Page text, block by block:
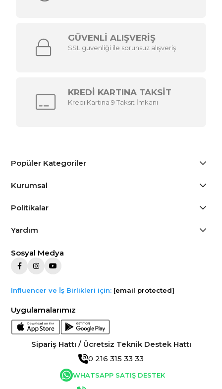
GÜVENLİ ALIŞVERİŞ
SSL güvenliği ile sorunsuz alışveriş
KREDİ KARTINA TAKSİT
Kredi Kartına 9 Taksit İmkanı
Popüler Kategoriler
Kurumsal
Politikalar
Yardım
Sosyal Medya
Influencer ve İş Birlikleri için: [email protected]
Uygulamalarımız
Sipariş Hattı / Ücretsiz Teknik Destek Hattı
0 216 315 33 33
WHATSAPP SATIŞ DESTEK